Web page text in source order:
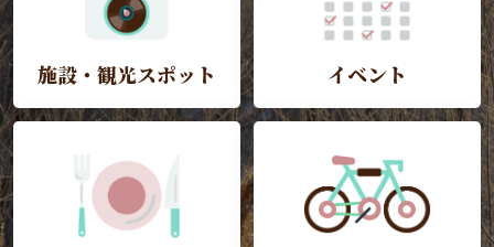
施設・観光スポット イベント